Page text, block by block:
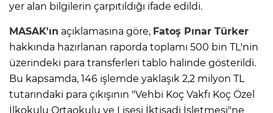
yer alan bilgilerin çarpıtıldığı ifade edildi.
MASAK'ın açıklamasına göre, Fatoş Pınar Türker
hakkında hazırlanan raporda toplamı 500 bin TL'nin
üzerindeki para transferleri tablo halinde gösterildi.
Bu kapsamda, 146 işlemde yaklaşık 2,2 milyon TL
tutarındaki para çıkışının "Vehbi Koç Vakfı Koç Özel
İlkokulu Ortaokulu ve Lisesi İktisadi İşletmesi"ne